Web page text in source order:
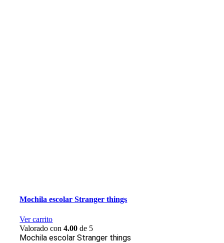
Mochila escolar Stranger things
Ver carrito
Valorado con4.00 de 5
Mochila escolar Stranger things